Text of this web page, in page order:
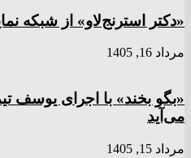
«دکتر استرنج‌لاو» از شبکه
مرداد 16, 1405
«بگو بخند» با اجرای یوسف
می‌آید
مرداد 15, 1405